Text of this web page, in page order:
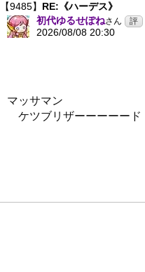
【9485】 RE:《ハーデス》
初代ゆるせぽねさん
2026/08/08 20:30
マッサマン
ケツブリザーーーーード